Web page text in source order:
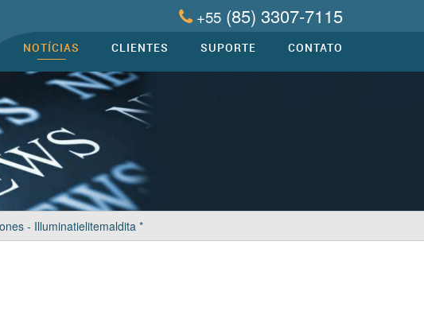
+55 (85) 3307-7115
NOTÍCIAS CLIENTES SUPORTE CONTATO
- Illuminatielitemaldita *